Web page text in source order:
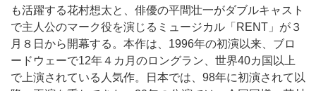
も活躍する花村想太と、俳優の平間壮一がダブルキャスト
で主人公のマーク役を演じるミュージカル「RENT」が３
月８日から開幕する。本作は、1996年の初演以来、ブロ
ードウェーで12年４カ月のロングラン、世界40カ国以上
で上演されている人気作。日本では、98年に初演されて以